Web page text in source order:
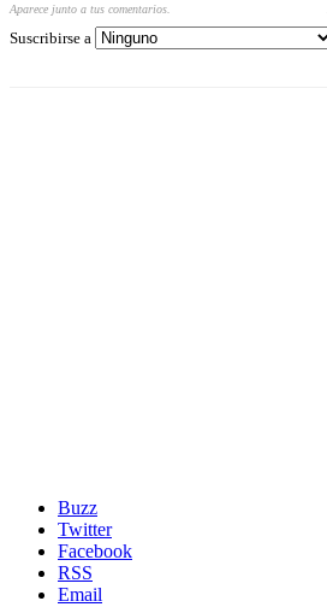
Aparece junto a tus comentarios.
Suscribirse a
Buzz
Twitter
Facebook
RSS
Email